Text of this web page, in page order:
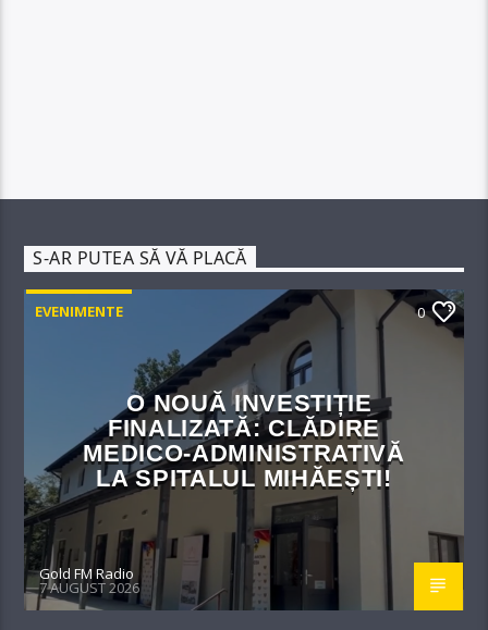
S-AR PUTEA SĂ VĂ PLACĂ
EVENIMENTE 0
O NOUĂ INVESTIȚIE
FINALIZATĂ: CLĂDIRE
MEDICO-ADMINISTRATIVĂ
LA SPITALUL MIHĂEȘTI!​
Gold FM Radio
7 AUGUST 2026